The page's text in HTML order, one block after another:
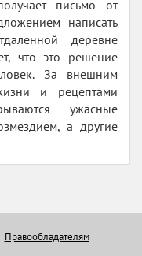
письмо от
написать
деревне
что это решение
За внешним
и рецептами
ужасные
а другие
Правообладателям